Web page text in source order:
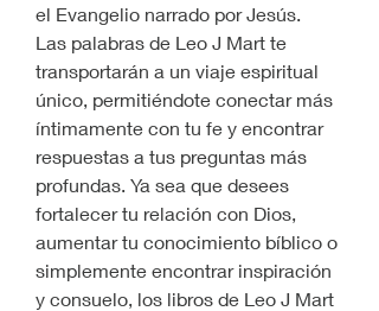
el Evangelio narrado por Jesús.
Las palabras de Leo J Mart te
transportarán a un viaje espiritual
único, permitiéndote conectar más
íntimamente con tu fe y encontrar
respuestas a tus preguntas más
profundas. Ya sea que desees
fortalecer tu relación con Dios,
aumentar tu conocimiento bíblico o
simplemente encontrar inspiración
y consuelo, los libros de Leo J Mart